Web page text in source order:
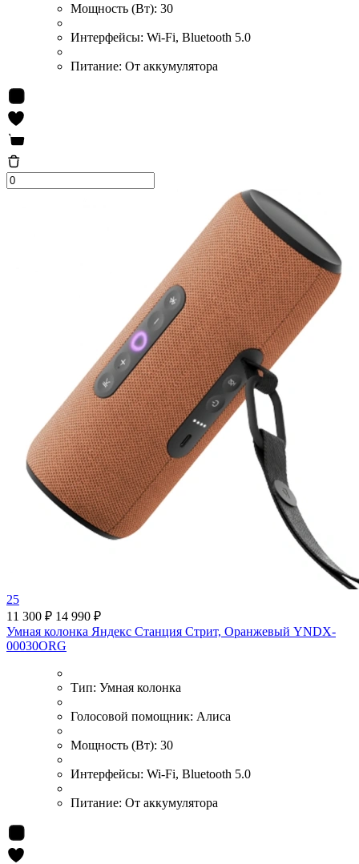
Мощность (Вт): 30
Интерфейсы: Wi-Fi, Bluetooth 5.0
Питание: От аккумулятора
25
11 300 ₽ 14 990 ₽
Умная колонка Яндекс Станция Стрит, Оранжевый YNDX-
00030ORG
Тип: Умная колонка
Голосовой помощник: Алиса
Мощность (Вт): 30
Интерфейсы: Wi-Fi, Bluetooth 5.0
Питание: От аккумулятора